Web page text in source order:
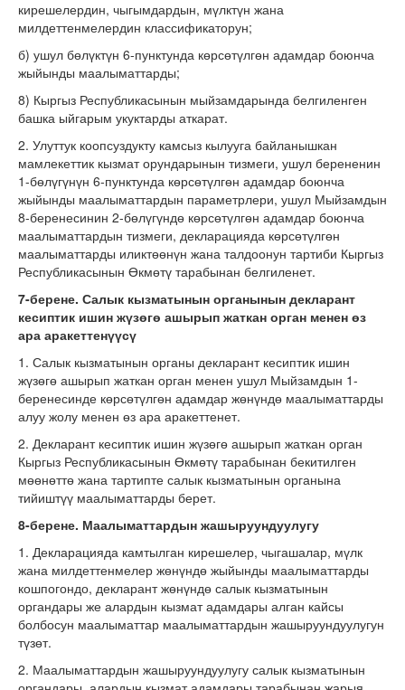
кирешелердин, чыгымдардын, мүлктүн жана
милдеттенмелердин классификаторун;
б) ушул бөлүктүн 6-пунктунда көрсөтүлгөн адамдар боюнча
жыйынды маалыматтарды;
8) Кыргыз Республикасынын мыйзамдарында белгиленген
башка ыйгарым укуктарды аткарат.
2. Улуттук коопсуздукту камсыз кылууга байланышкан
мамлекеттик кызмат орундарынын тизмеги, ушул берененин
1-бөлүгүнүн 6-пунктунда көрсөтүлгөн адамдар боюнча
жыйынды маалыматтардын параметрлери, ушул Мыйзамдын
8-беренесинин 2-бөлүгүндө көрсөтүлгөн адамдар боюнча
маалыматтардын тизмеги, декларацияда көрсөтүлгөн
маалыматтарды иликтөөнүн жана талдоонун тартиби Кыргыз
Республикасынын Өкмөтү тарабынан белгиленет.
7-берене. Салык кызматынын органынын декларант
кесиптик ишин жүзөгө ашырып жаткан орган менен өз
ара аракеттенүүсү
1. Салык кызматынын органы декларант кесиптик ишин
жүзөгө ашырып жаткан орган менен ушул Мыйзамдын 1-
беренесинде көрсөтүлгөн адамдар жөнүндө маалыматтарды
алуу жолу менен өз ара аракеттенет.
2. Декларант кесиптик ишин жүзөгө ашырып жаткан орган
Кыргыз Республикасынын Өкмөтү тарабынан бекитилген
мөөнөттө жана тартипте салык кызматынын органына
тийиштүү маалыматтарды берет.
8-берене. Маалыматтардын жашыруундуулугу
1. Декларацияда камтылган кирешелер, чыгашалар, мүлк
жана милдеттенмелер жөнүндө жыйынды маалыматтарды
кошпогондо, декларант жөнүндө салык кызматынын
органдары же алардын кызмат адамдары алган кайсы
болбосун маалыматтар маалыматтардын жашыруундуулугун
түзөт.
2. Маалыматтардын жашыруундуулугу салык кызматынын